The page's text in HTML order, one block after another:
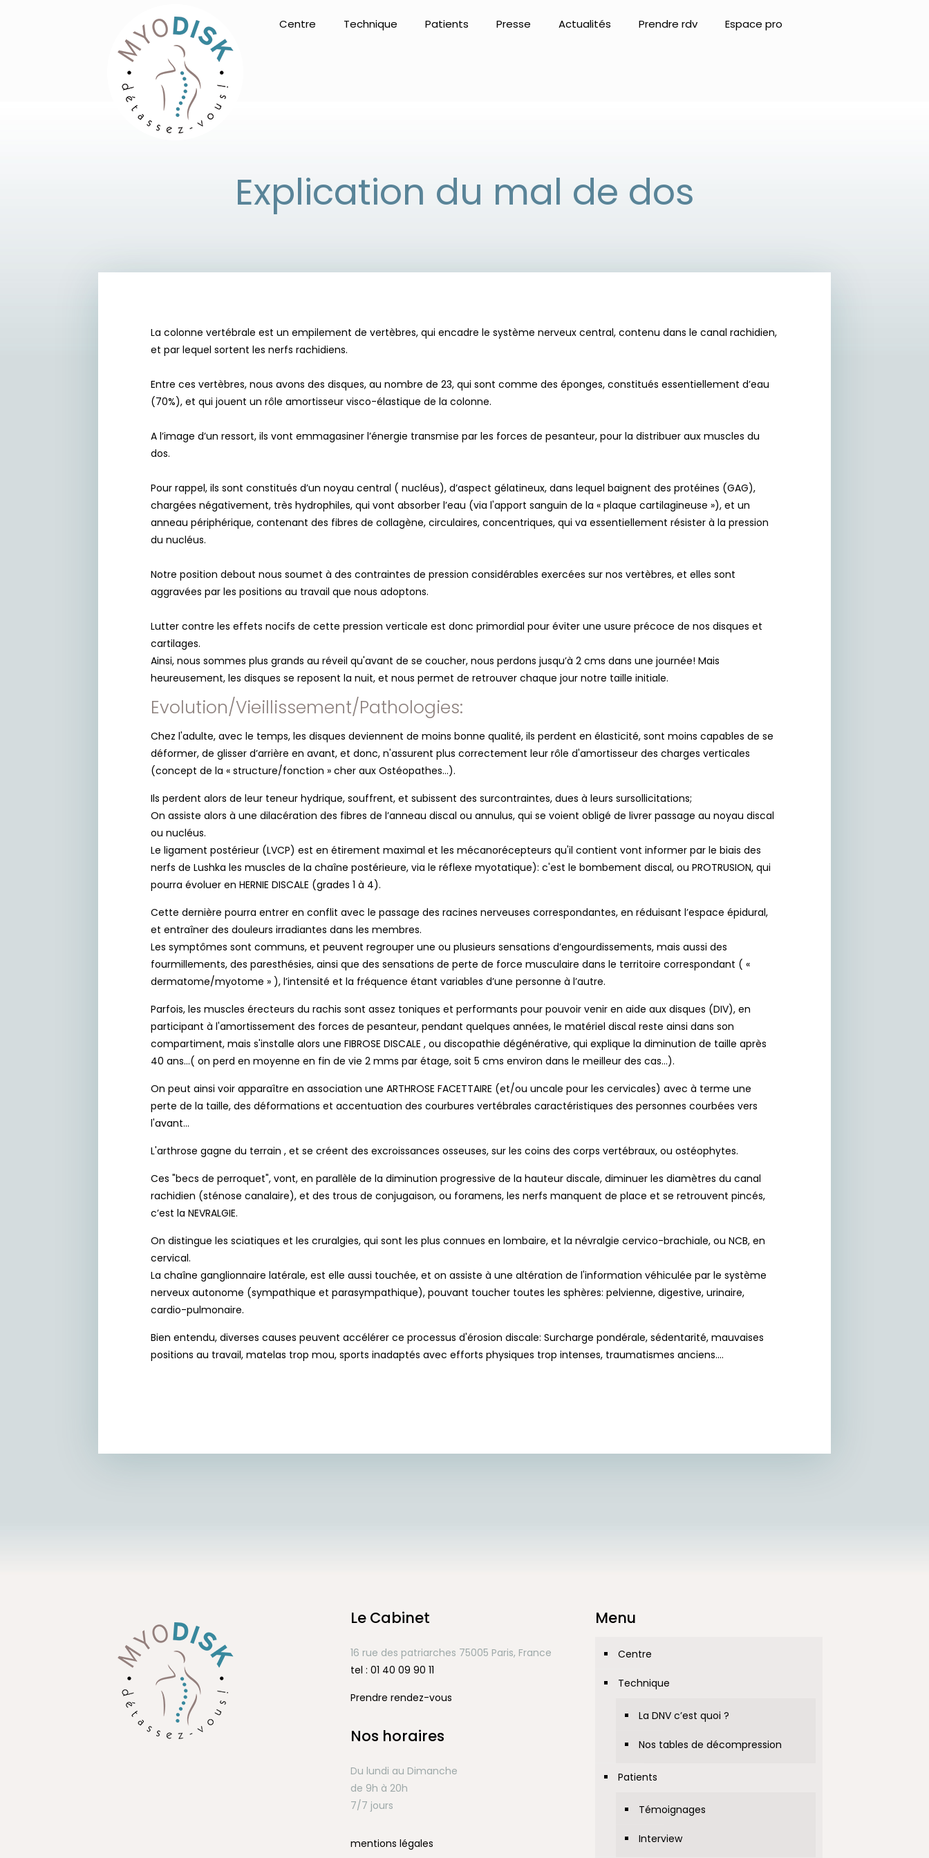
Centre Technique Patients Presse Actualités Prendre rdv Espace pro
Explication du mal de dos
La colonne vertébrale est un empilement de vertèbres, qui encadre le système nerveux central, contenu dans le canal rachidien,
et par lequel sortent les nerfs rachidiens.
Entre ces vertèbres, nous avons des disques, au nombre de 23, qui sont comme des éponges, constitués essentiellement d’eau
(70%), et qui jouent un rôle amortisseur visco-élastique de la colonne.
A l’image d’un ressort, ils vont emmagasiner l’énergie transmise par les forces de pesanteur, pour la distribuer aux muscles du
dos.
Pour rappel, ils sont constitués d’un noyau central ( nucléus), d’aspect gélatineux, dans lequel baignent des protéines (GAG),
chargées négativement, très hydrophiles, qui vont absorber l’eau (via l'apport sanguin de la « plaque cartilagineuse »), et un
anneau périphérique, contenant des fibres de collagène, circulaires, concentriques, qui va essentiellement résister à la pression
du nucléus.
Notre position debout nous soumet à des contraintes de pression considérables exercées sur nos vertèbres, et elles sont
aggravées par les positions au travail que nous adoptons.
Lutter contre les effets nocifs de cette pression verticale est donc primordial pour éviter une usure précoce de nos disques et
cartilages.
Ainsi, nous sommes plus grands au réveil qu'avant de se coucher, nous perdons jusqu’à 2 cms dans une journée! Mais
heureusement, les disques se reposent la nuit, et nous permet de retrouver chaque jour notre taille initiale.
Evolution/Vieillissement/Pathologies:
Chez l'adulte, avec le temps, les disques deviennent de moins bonne qualité, ils perdent en élasticité, sont moins capables de se
déformer, de glisser d’arrière en avant, et donc, n'assurent plus correctement leur rôle d'amortisseur des charges verticales
(concept de la « structure/fonction » cher aux Ostéopathes…).
Ils perdent alors de leur teneur hydrique, souffrent, et subissent des surcontraintes, dues à leurs sursollicitations;
On assiste alors à une dilacération des fibres de l’anneau discal ou annulus, qui se voient obligé de livrer passage au noyau discal
ou nucléus.
Le ligament postérieur (LVCP) est en étirement maximal et les mécanorécepteurs qu'il contient vont informer par le biais des
nerfs de Lushka les muscles de la chaîne postérieure, via le réflexe myotatique): c'est le bombement discal, ou PROTRUSION, qui
pourra évoluer en HERNIE DISCALE (grades 1 à 4).
Cette dernière pourra entrer en conflit avec le passage des racines nerveuses correspondantes, en réduisant l’espace épidural,
et entraîner des douleurs irradiantes dans les membres.
Les symptômes sont communs, et peuvent regrouper une ou plusieurs sensations d’engourdissements, mais aussi des
fourmillements, des paresthésies, ainsi que des sensations de perte de force musculaire dans le territoire correspondant ( «
dermatome/myotome » ), l’intensité et la fréquence étant variables d’une personne à l’autre.
Parfois, les muscles érecteurs du rachis sont assez toniques et performants pour pouvoir venir en aide aux disques (DIV), en
participant à l'amortissement des forces de pesanteur, pendant quelques années, le matériel discal reste ainsi dans son
compartiment, mais s'installe alors une FIBROSE DISCALE , ou discopathie dégénérative, qui explique la diminution de taille après
40 ans…( on perd en moyenne en fin de vie 2 mms par étage, soit 5 cms environ dans le meilleur des cas…).
On peut ainsi voir apparaître en association une ARTHROSE FACETTAIRE (et/ou uncale pour les cervicales) avec à terme une
perte de la taille, des déformations et accentuation des courbures vertébrales caractéristiques des personnes courbées vers
l'avant…
L'arthrose gagne du terrain , et se créent des excroissances osseuses, sur les coins des corps vertébraux, ou ostéophytes.
Ces "becs de perroquet", vont, en parallèle de la diminution progressive de la hauteur discale, diminuer les diamètres du canal
rachidien (sténose canalaire), et des trous de conjugaison, ou foramens, les nerfs manquent de place et se retrouvent pincés,
c’est la NEVRALGIE.
On distingue les sciatiques et les cruralgies, qui sont les plus connues en lombaire, et la névralgie cervico-brachiale, ou NCB, en
cervical.
La chaîne ganglionnaire latérale, est elle aussi touchée, et on assiste à une altération de l'information véhiculée par le système
nerveux autonome (sympathique et parasympathique), pouvant toucher toutes les sphères: pelvienne, digestive, urinaire,
cardio-pulmonaire.
Bien entendu, diverses causes peuvent accélérer ce processus d'érosion discale: Surcharge pondérale, sédentarité, mauvaises
positions au travail, matelas trop mou, sports inadaptés avec efforts physiques trop intenses, traumatismes anciens.…
Le Cabinet
16 rue des patriarches 75005 Paris, France
tel : 01 40 09 90 11
Prendre rendez-vous
Nos horaires
Du lundi au Dimanche
de 9h à 20h
7/7 jours
mentions légales
Menu
Centre
Technique
La DNV c’est quoi ?
Nos tables de décompression
Patients
Témoignages
Interview